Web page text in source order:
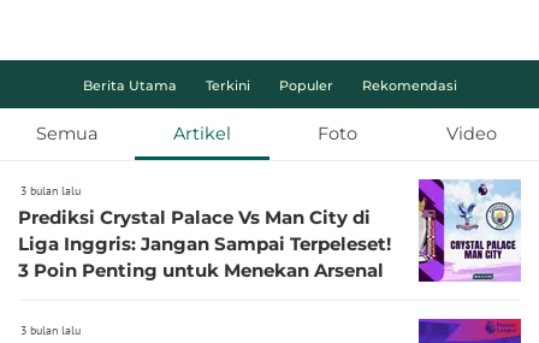
Berita Utama Terkini Populer Rekomendasi
Semua Artikel Foto Video
3 bulan lalu
Prediksi Crystal Palace Vs Man City di
Liga Inggris: Jangan Sampai Terpeleset!
3 Poin Penting untuk Menekan Arsenal
3 bulan lalu